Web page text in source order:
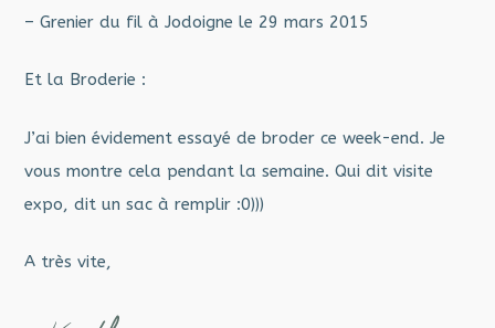
– Grenier du fil à Jodoigne le 29 mars 2015
Et la Broderie :
J’ai bien évidement essayé de broder ce week-end. Je
vous montre cela pendant la semaine. Qui dit visite
expo, dit un sac à remplir :0)))
A très vite,